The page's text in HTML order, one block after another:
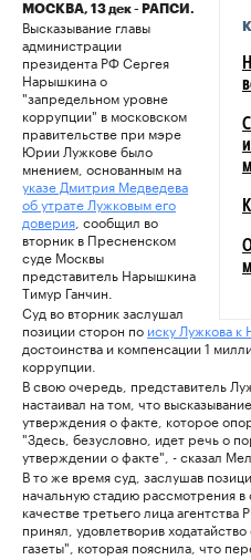
МОСКВА, 13 дек - РАПСИ.
Высказывание главы
администрации
президента РФ Сергея
Нарышкина о
"запредельном уровне
коррупции" в московском
правительстве при мэре
Юрии Лужкове было
мнением, основанным на
указе Дмитрия Медведева
об утрате Лужковым его
доверия , сообщил во
вторник в Пресненском
суде Москвы
представитель Нарышкина
Тимур Ганчин.
Суд во вторник заслушал
позиции сторон по иску Лужкова
достоинства и компенсации 1
коррупции.
В свою очередь, представитель
настаивал на том, что
утверждения о факте, которое
"Здесь, безусловно, идет речь о
утверждении о факте", - сказал
В то же время суд, заслушав
начальную стадию рассмотрения
качестве третьего лица
принял, удовлетворив
газеты", которая пояснила, что